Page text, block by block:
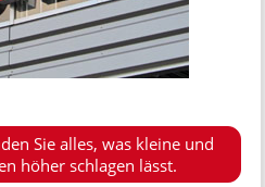
Sie alles, was kleine und
höher schlagen lässt.